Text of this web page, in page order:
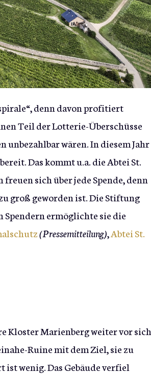
denn davon profitiert
Teil der Lotterie-Überschüsse
wären. In diesem Jahr
Das kommt u.a. die Abtei St.
sich über jede Spende, denn
groß geworden ist. Die Stiftung
ermöglichte sie die
(Pressemitteilung),Abtei St.
Kloster Marienberg weiter vor sich
Ruine mit dem Ziel, sie zu
wenig. Das Gebäude verfiel